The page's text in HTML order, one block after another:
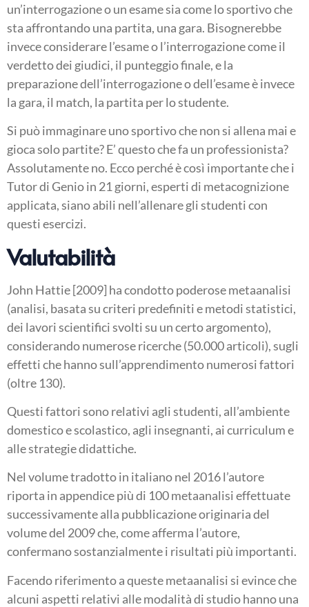
un’interrogazione o un esame sia come lo sportivo che
sta affrontando una partita, una gara. Bisognerebbe
invece considerare l’esame o l’interrogazione come il
verdetto dei giudici, il punteggio finale, e la
preparazione dell’interrogazione o dell’esame è invece
la gara, il match, la partita per lo studente.
Si può immaginare uno sportivo che non si allena mai e
gioca solo partite? E’ questo che fa un professionista?
Assolutamente no. Ecco perché è così importante che i
Tutor di Genio in 21 giorni, esperti di metacognizione
applicata, siano abili nell’allenare gli studenti con
questi esercizi.
Valutabilità
John Hattie [2009] ha condotto poderose metaanalisi
(analisi, basata su criteri predefiniti e metodi statistici,
dei lavori scientifici svolti su un certo argomento),
considerando numerose ricerche (50.000 articoli), sugli
effetti che hanno sull’apprendimento numerosi fattori
(oltre 130).
Questi fattori sono relativi agli studenti, all’ambiente
domestico e scolastico, agli insegnanti, ai curriculum e
alle strategie didattiche.
Nel volume tradotto in italiano nel 2016 l’autore
riporta in appendice più di 100 metaanalisi effettuate
successivamente alla pubblicazione originaria del
volume del 2009 che, come afferma l’autore,
confermano sostanzialmente i risultati più importanti.
Facendo riferimento a queste metaanalisi si evince che
alcuni aspetti relativi alle modalità di studio hanno una